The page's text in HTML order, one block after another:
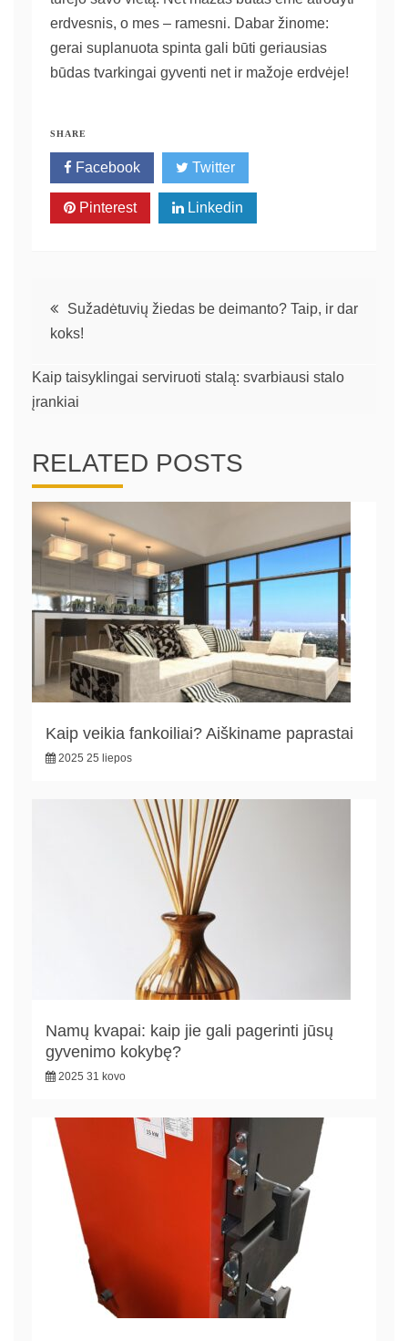
erdvesnis, o mes – ramesni. Dabar žinome:
gerai suplanuota spinta gali būti geriausias
būdas tvarkingai gyventi net ir mažoje erdvėje!
SHARE
Facebook Twitter
Pinterest Linkedin
Navigacija
įrašų
Sužadėtuvių žiedas be deimanto? Taip, ir dar
koks!
Kaip taisyklingai serviruoti stalą: svarbiausi stalo
įrankiai
RELATED POSTS
Kaip veikia fankoiliai? Aiškiname paprastai
2025 25 liepos
Namų kvapai: kaip jie gali pagerinti jūsų
gyvenimo kokybę?
2025 31 kovo